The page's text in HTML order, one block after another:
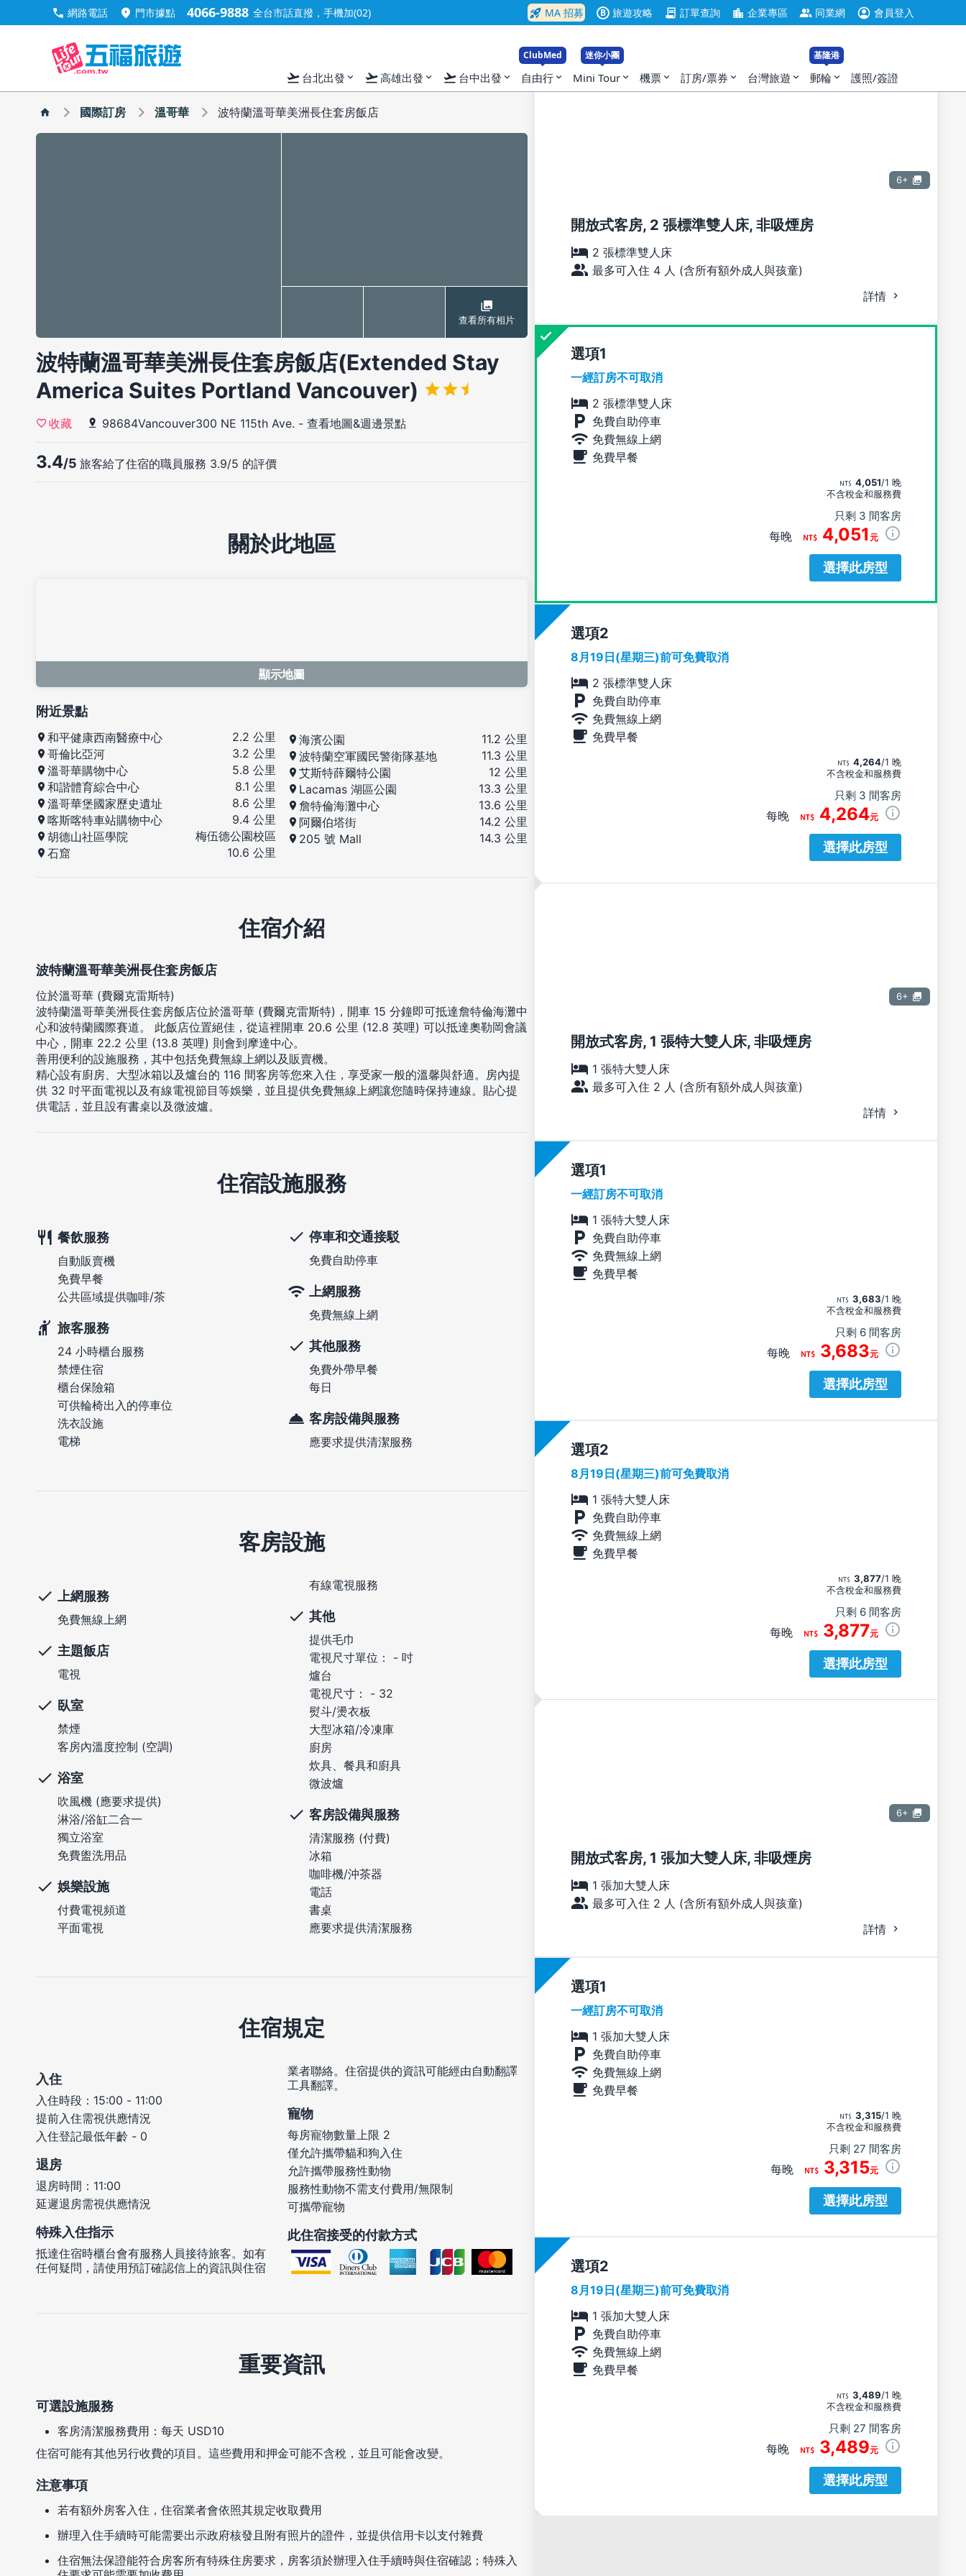
call 網路電話 location_on 門市據點 4066-9888 全台市話直撥，手機加(02) rocket_launch MA 招募 B 旅遊攻略 contract 訂單查詢 location_city 企業專區 group 同業網 account_circle 會員登入
flight_takeoff 台北出發 expand_more flight_takeoff高雄出發 expand_more flight_takeoff 台中出發 expand_more
ClubMed
自由行 expand_more
迷你小團
Mini Tour expand_more 機票 expand_more 訂房/票券 expand_more 台灣旅遊 expand_more
基隆港
郵輪 expand_more 護照/簽證
國際訂房 溫哥華 波特蘭溫哥華美洲長住套房飯店
查看所有相片
波特蘭溫哥華美洲長住套房飯店(Extended Stay
America Suites Portland Vancouver)
收藏 98684Vancouver300 NE 115th Ave. - 查看地圖&週邊景點
3.4/5 旅客給了住宿的職員服務 3.9/5 的評價
6+
開放式客房, 2 張標準雙人床, 非吸煙房
2 張標準雙人床
最多可入住 4 人 (含所有額外成人與孩童)
詳情
選項
一經訂房不可取消
2 張標準雙人床
免費自助停車
免費無線上網
免費早餐
4,051/1 晚
不含稅金和服務費
只剩 3 間客房
每晚 4,051 元
選擇此房型
選項
8月19日(星期三)前可免費取消
2 張標準雙人床
免費自助停車
免費無線上網
免費早餐
4,264/1 晚
不含稅金和服務費
只剩 3 間客房
每晚 4,264元
選擇此房型
6+
開放式客房, 1 張特大雙人床, 非吸煙房
1 張特大雙人床
最多可入住 2 人 (含所有額外成人與孩童)
詳情
選項
一經訂房不可取消
1 張特大雙人床
免費自助停車
免費無線上網
免費早餐
3,683/1 晚
不含稅金和服務費
只剩 6 間客房
每晚 3,683元
選擇此房型
選項
8月19日(星期三)前可免費取消
1 張特大雙人床
免費自助停車
免費無線上網
免費早餐
3,877/1 晚
不含稅金和服務費
只剩 6 間客房
每晚 3,877元
選擇此房型
6+
開放式客房, 1 張加大雙人床, 非吸煙房
1 張加大雙人床
最多可入住 2 人 (含所有額外成人與孩童)
詳情
選項
一經訂房不可取消
1 張加大雙人床
免費自助停車
免費無線上網
免費早餐
3,315/1 晚
不含稅金和服務費
只剩 27 間客房
每晚 3,315元
選擇此房型
選項
8月19日(星期三)前可免費取消
1 張加大雙人床
免費自助停車
免費無線上網
免費早餐
3,489/1 晚
不含稅金和服務費
只剩 27 間客房
每晚 3,489元
選擇此房型
關於此地區
顯示地圖
附近景點
和平健康西南醫療中心
2.2 公里
哥倫比亞河
3.2 公里
溫哥華購物中心
5.8 公里
和諧體育綜合中心
8.1 公里
溫哥華堡國家歷史遺址
8.6 公里
喀斯喀特車站購物中心
9.4 公里
胡德山社區學院
梅伍德公園校區
石窟
10.6 公里
海濱公園
11.2 公里
波特蘭空軍國民警衛隊基地
11.3 公里
艾斯特薛爾特公園
12 公里
Lacamas 湖區公園
13.3 公里
詹特倫海灘中心
13.6 公里
阿爾伯塔街
14.2 公里
205 號 Mall
14.3 公里
住宿介紹
波特蘭溫哥華美洲長住套房飯店
位於溫哥華 (費爾克雷斯特)
波特蘭溫哥華美洲長住套房飯店位於溫哥華 (費爾克雷斯特)，開車 15 分鐘即可抵達詹特倫海灘中
心和波特蘭國際賽道。 此飯店位置絕佳，從這裡開車 20.6 公里 (12.8 英哩) 可以抵達奧勒岡會議
中心，開車 22.2 公里 (13.8 英哩) 則會到摩達中心。
善用便利的設施服務，其中包括免費無線上網以及販賣機。
精心設有廚房、大型冰箱以及爐台的 116 間客房等您來入住，享受家一般的溫馨與舒適。房內提
供 32 吋平面電視以及有線電視節目等娛樂，並且提供免費無線上網讓您隨時保持連線。貼心提
供電話，並且設有書桌以及微波爐。
住宿設施服務
餐飲服務
自動販賣機
免費早餐
公共區域提供咖啡/茶
旅客服務
24 小時櫃台服務
禁煙住宿
櫃台保險箱
可供輪椅出入的停車位
洗衣設施
電梯
停車和交通接駁
免費自助停車
上網服務
免費無線上網
其他服務
免費外帶早餐
每日
客房設備與服務
應要求提供清潔服務
客房設施
上網服務
免費無線上網
主題飯店
電視
臥室
禁煙
客房內溫度控制 (空調)
浴室
吹風機 (應要求提供)
淋浴/浴缸二合一
獨立浴室
免費盥洗用品
娛樂設施
付費電視頻道
平面電視
有線電視服務
其他
提供毛巾
電視尺寸單位： - 吋
爐台
電視尺寸： - 32
熨斗/燙衣板
大型冰箱/冷凍庫
廚房
炊具、餐具和廚具
微波爐
客房設備與服務
清潔服務 (付費)
冰箱
咖啡機/沖茶器
電話
書桌
應要求提供清潔服務
住宿規定
入住
入住時段：15:00 - 11:00
提前入住需視供應情況
入住登記最低年齡 - 0
退房
退房時間：11:00
延遲退房需視供應情況
特殊入住指示
抵達住宿時櫃台會有服務人員接待旅客。如有
任何疑問，請使用預訂確認信上的資訊與住宿
業者聯絡。住宿提供的資訊可能經由自動翻譯
工具翻譯。
寵物
每房寵物數量上限 2
僅允許攜帶貓和狗入住
允許攜帶服務性動物
服務性動物不需支付費用/無限制
可攜帶寵物
此住宿接受的付款方式
重要資訊
可選設施服務
客房清潔服務費用：每天 USD10
住宿可能有其他另行收費的項目。這些費用和押金可能不含稅，並且可能會改變。
注意事項
若有額外房客入住，住宿業者會依照其規定收取費用
辦理入住手續時可能需要出示政府核發且附有照片的證件，並提供信用卡以支付雜費
住宿無法保證能符合房客所有特殊住房要求，房客須於辦理入住手續時與住宿確認；特殊入